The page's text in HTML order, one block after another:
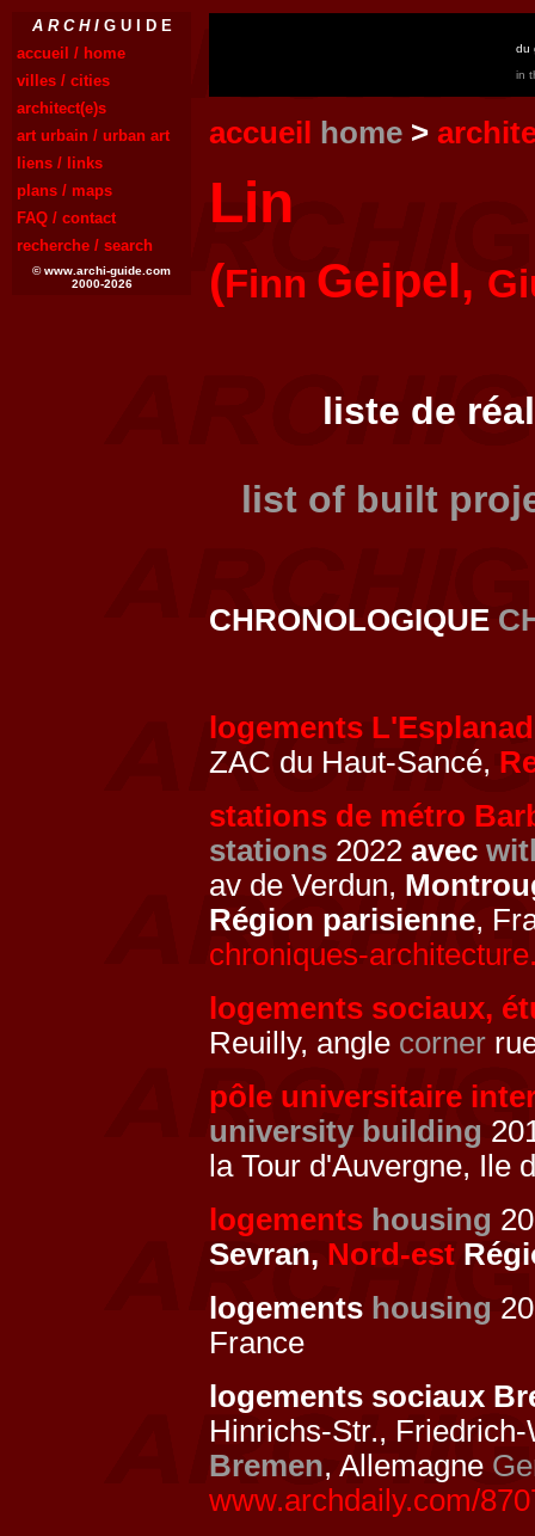
A R C H IG U I D E
accueil / home
villes / cities
architect(e)s
art urbain / urban art
liens / links
plans / maps
FAQ / contact
recherche / search
© www.archi-guide.com
2000-2026
du
in
accueil home >
Lin
(Finn Geipel,
liste de
list of built
CHRONOLOGIQUE
logements
ZAC du Haut-Sancé,
stations de métro
stations 2022 avec
av de Verdun,
Région parisienne,
chroniques-
logements sociaux,
Reuilly, angle corner
pôle universitaire
university building
la Tour d'Auvergne, Ile
logements housing
Sevran, Nord-est
logements housing
France
logements sociaux
Hinrichs-Str.,
Bremen, Allemagne
www.archdaily.com/